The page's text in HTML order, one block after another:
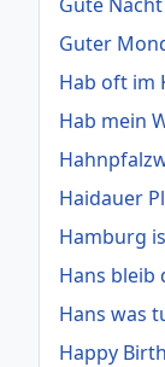
Guter
Hab oft im
Hab mein
Haidauer
Hamburg
Hans bleib
Hans was
Happy